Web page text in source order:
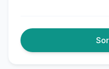
Resmen tükenmiş
bulamıyo ki...